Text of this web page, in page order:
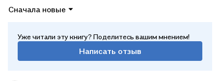
Сначала новые
Уже читали эту книгу? Поделитесь вашим мнением!
Написать отзыв